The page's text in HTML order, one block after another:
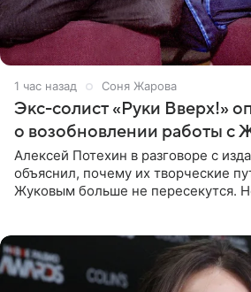
1 час назад Соня Жарова
Экс-солист «Руки Вверх!»
о возобновлении работы с
Алексей Потехин в разговоре с
объяснил, почему их творческие
Жуковым больше не пересекутся.